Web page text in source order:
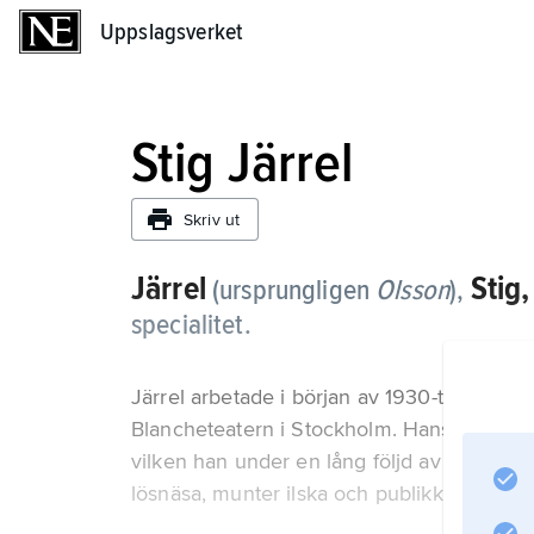
Uppslagsverket
Stig Järrel
Skriv ut
Järrel (ursprungligen Olsson), Stig,
specialitet.
Järrel arbetade i början av 1930-talet hos
Blancheteatern i Stockholm. Hans
vilken han under en lång följd av år
lösnäsa, munter ilska och publikkänsla